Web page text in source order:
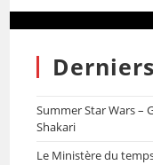
Summer Star Wars –
Shakari
Le Ministère du